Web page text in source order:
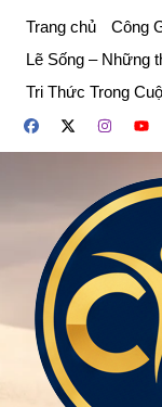
phần
dung
Trang chủ
Công
Lẽ Sống – Những
Tri Thức Trong